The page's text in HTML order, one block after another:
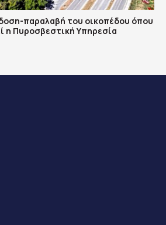
παραλαβή του οικοπέδου όπου
η Πυροσβεστική Υπηρεσία